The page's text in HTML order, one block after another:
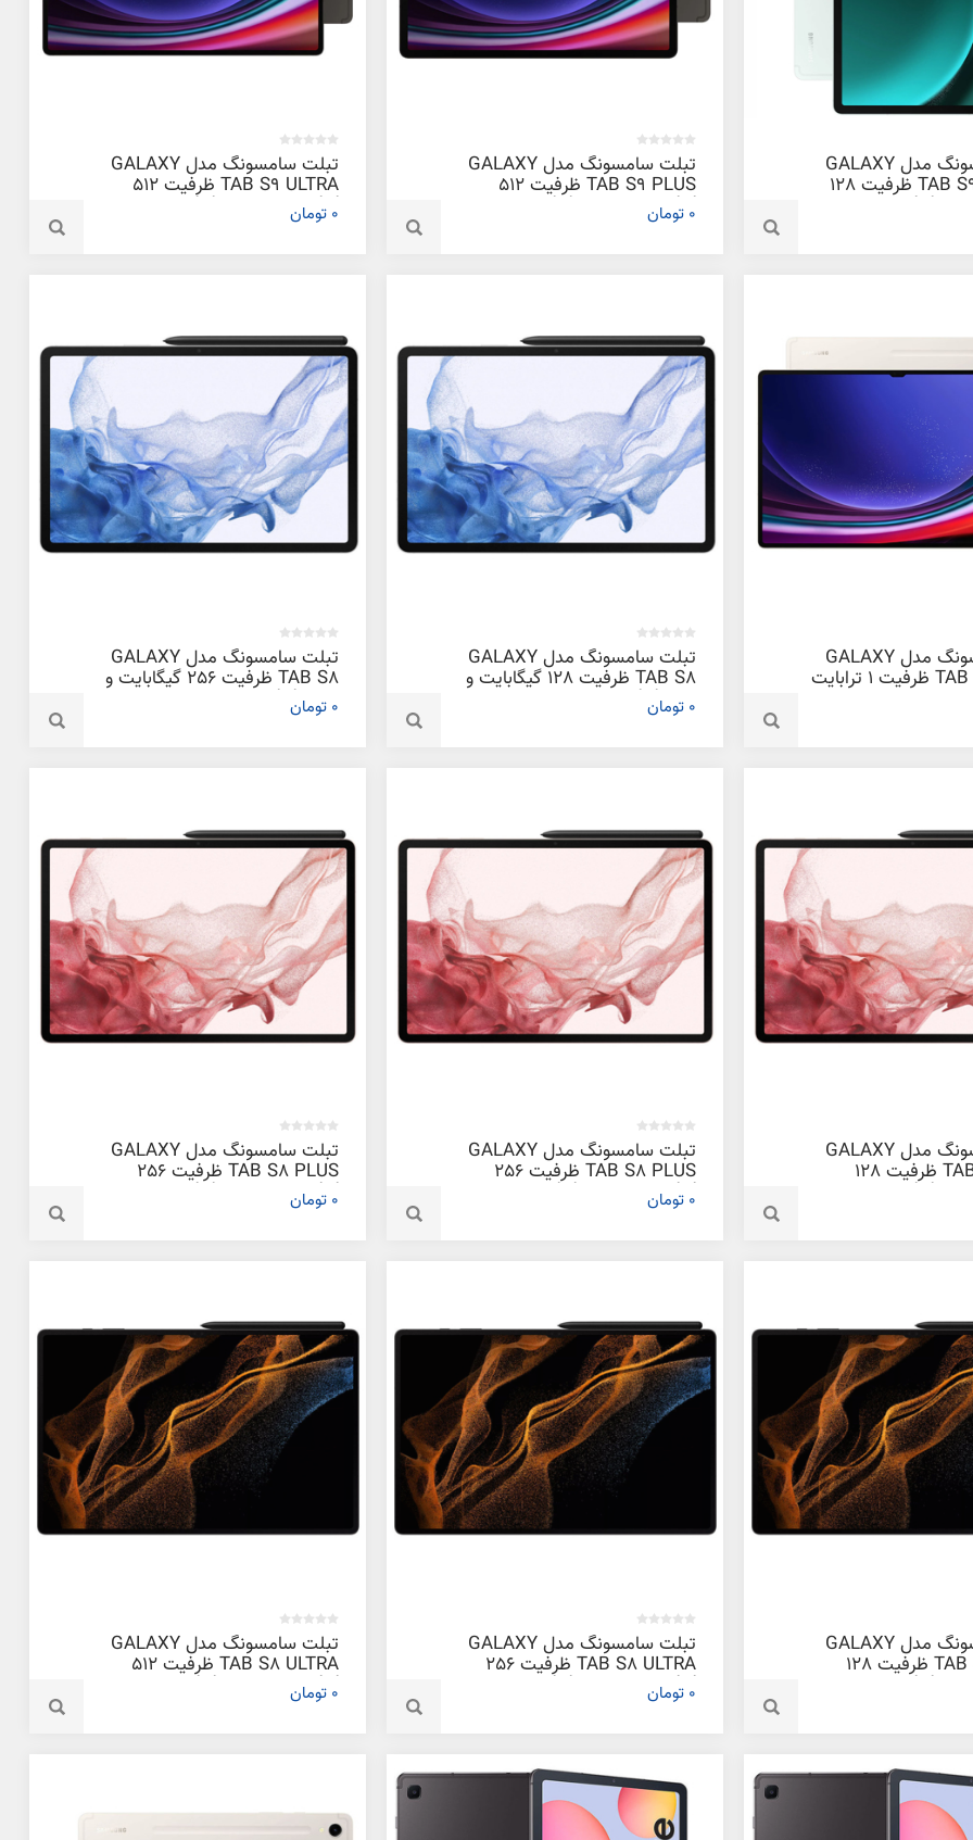
تبلت سامسونگ مدل GALAXY
TAB S9 FE PLUS ظرفیت 128
تبلت سامسونگ مدل GALAXY
TAB S9 PLUS ظرفیت 512
گیگابایت و رم 12 گیگابایت
0 تومان
تبلت سامسونگ مدل GALAXY
TAB S9 ULTRA ظرفیت 512
گیگابایت و رم 12 گیگابایت
0 تومان
تبلت سامسونگ مدل GALAXY
TAB S9 ULTRA ظرفیت 1 ترابایت
تبلت سامسونگ مدل GALAXY
TAB S8 ظرفیت 128 گیگابایت و
رم 8 گیگابایت
0 تومان
تبلت سامسونگ مدل GALAXY
TAB S8 ظرفیت 256 گیگابایت و
رم 12 گیگابایت
0 تومان
تبلت سامسونگ مدل GALAXY
TAB S8 PLUS ظرفیت 128
تبلت سامسونگ مدل GALAXY
TAB S8 PLUS ظرفیت 256
گیگابایت و رم 8 گیگابایت
0 تومان
تبلت سامسونگ مدل GALAXY
TAB S8 PLUS ظرفیت 256
گیگابایت و رم 12 گیگابایت
0 تومان
تبلت سامسونگ مدل GALAXY
TAB S8 ULTRA ظرفیت 128
تبلت سامسونگ مدل GALAXY
TAB S8 ULTRA ظرفیت 256
گیگابایت و رم 12 گیگابایت
0 تومان
تبلت سامسونگ مدل GALAXY
TAB S8 ULTRA ظرفیت 512
گیگابایت و رم 16 گیگابایت
0 تومان